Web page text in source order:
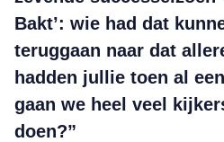
Bakt’: wie had dat
teruggaan naar dat
hadden jullie toen al
gaan we heel veel
doen?”